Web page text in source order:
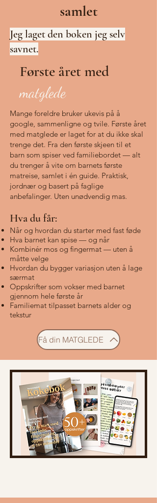
samlet
Jeg laget den boken jeg selv
savnet.
Første året med
matglede
Mange foreldre bruker ukevis på å
google, sammenligne og tvile. Første året
med matglede er laget for at du ikke skal
trenge det. Fra den første skjeen til et
barn som spiser ved familiebordet — alt
du trenger å vite om barnets første
matreise, samlet i én guide. Praktisk,
jordnær og basert på faglige
anbefalinger. Uten unødvendig mas.
Hva du får:
Når og hvordan du starter med fast føde
Hva barnet kan spise — og når
Kombinér mos og fingermat — uten å
måtte velge
Hvordan du bygger variasjon uten å lage
særmat
Oppskrifter som vokser med barnet
gjennom hele første år
Familiemat tilpasset barnets alder og
tekstur
Få din MATGLEDE